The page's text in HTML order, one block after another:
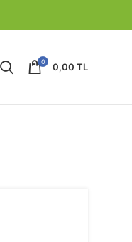
0 0,00 TL